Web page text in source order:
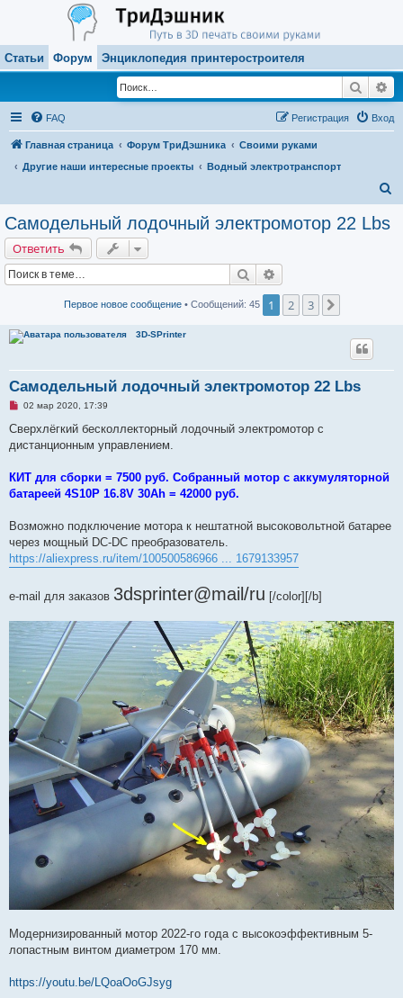
Статьи Форум Энциклопедия принтеростроителя
Поиск
FAQ Вход
Регистрация
Главная страница Форум ТриДэшника
Своими руками
Другие наши интересные проекты
Водный электротранспорт
Самодельный лодочный электромотор 22 Lbs
Ответить
Поиск
Первое новое сообщение• Сообщений: 45 1 2 3
3D-SPrinter
Самодельный лодочный электромотор 22 Lbs
Н
п
о
т
а
о
с
о
о
е
и
е
02 мар 2020, 17:39
Сверхлёгкий бесколлекторный лодочный электромотор с
дистанционным управлением.
КИТ для сборки = 7500 руб. Собранный мотор с аккумуляторной
батареей 4S10P 16.8V 30Ah = 42000 руб.
Возможно подключение мотора к нештатной высоковольтной батарее
через мощный DC-DC преобразователь.
https://aliexpress.ru/item/100500586966 ... 1679133957
e-mail для заказов 3dsprinter@mail/ru [/color][/b]
Модернизированный мотор 2022-го года с высокоэффективным 5-
лопастным винтом диаметром 170 мм.
https://youtu.be/LQoaOoGJsyg